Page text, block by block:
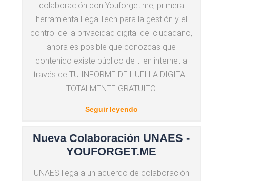
colaboración con Youforget.me, primera
herramienta LegalTech para la gestión y el
control de la privacidad digital del ciudadano,
ahora es posible que conozcas que
contenido existe público de ti en internet a
través de TU INFORME DE HUELLA DIGITAL
TOTALMENTE GRATUITO.
Seguir leyendo
Nueva Colaboración UNAES -
YOUFORGET.ME
UNAES llega a un acuerdo de colaboración